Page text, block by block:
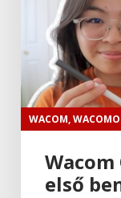
WACOM,
első